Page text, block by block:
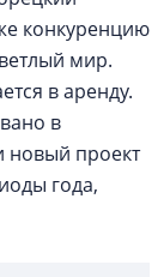
конкуренцию
мир.
в аренду.
в
новый проект
года,